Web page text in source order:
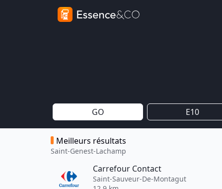
GO E10
Meilleurs résultats
Saint-Genest-Lachamp
Carrefour Contact
Saint-Sauveur-De-Montagut